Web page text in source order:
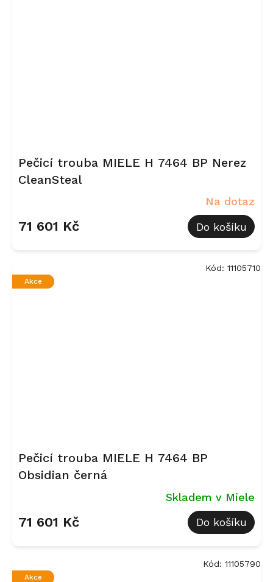
Pečicí trouba MIELE H 7464 BP Nerez
CleanSteal
Na dotaz
71 601 Kč Do košíku
Akce
Pečicí trouba MIELE H 7464 BP
Obsidian černá
Skladem v Miele
71 601 Kč Do košíku
Kód: 11105710
Akce
Kód: 11105790